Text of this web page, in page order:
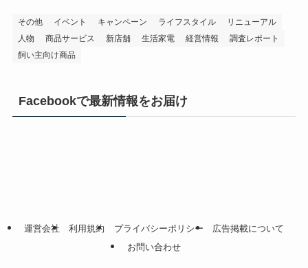
その他 イベント キャンペーン ライフスタイル
リニューアル
人物
商品サービス 新店舗 生活家電 経営情報
調査レポート
飼い主向け商品
Facebookで最新情報をお届け
運営会社 利用規約 プライバシーポリシー
広告掲載について
お問い合わせ